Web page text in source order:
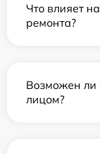
Что влияет
ремонта?
Возможен ли
лицом?